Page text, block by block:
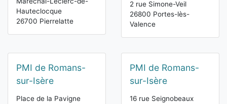
Hauteclocque
26700 Pierrelatte
2 rue Simone-Veil
26800 Portes-lès-
Valence
PMI de Romans-
sur-Isère
Place de la Pavigne
PMI de Romans-
sur-Isère
16 rue Seignobeaux